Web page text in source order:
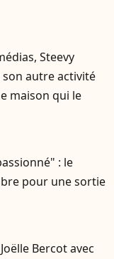
Steevy
son autre activité
maison qui le
: le
pour une sortie
Bercot avec